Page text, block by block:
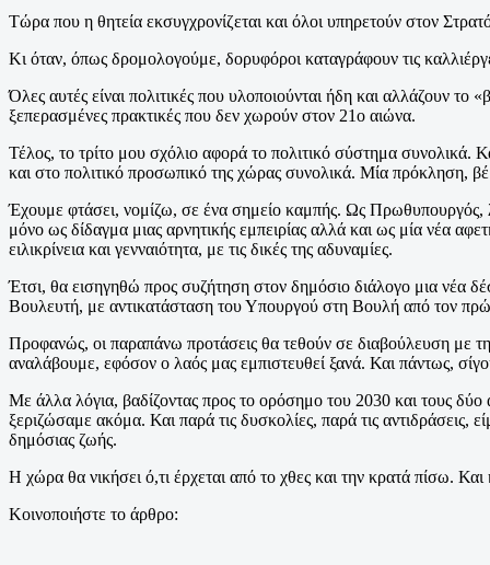
Τώρα που η θητεία εκσυγχρονίζεται και όλοι υπηρετούν στον
Κι όταν, όπως δρομολογούμε, δορυφόροι καταγράφουν τις
Όλες αυτές είναι πολιτικές που υλοποιούνται ήδη και αλλάζουν
ξεπερασμένες πρακτικές που δεν χωρούν στον 21ο αιώνα.
Τέλος, το τρίτο μου σχόλιο αφορά το πολιτικό σύστημα συνολικά.
και στο πολιτικό προσωπικό της χώρας συνολικά. Μία πρόκληση,
Έχουμε φτάσει, νομίζω, σε ένα σημείο καμπής. Ως Πρωθυπουργός,
μόνο ως δίδαγμα μιας αρνητικής εμπειρίας αλλά και ως μία νέα
ειλικρίνεια και γενναιότητα, με τις δικές της αδυναμίες.
Έτσι, θα εισηγηθώ προς συζήτηση στον δημόσιο διάλογο μια νέα
Βουλευτή, με αντικατάσταση του Υπουργού στη Βουλή από τον
Προφανώς, οι παραπάνω προτάσεις θα τεθούν σε διαβούλευση με
αναλάβουμε, εφόσον ο λαός μας εμπιστευθεί ξανά. Και πάντως,
Με άλλα λόγια, βαδίζοντας προς το ορόσημο του 2030 και τους δύο
ξεριζώσαμε ακόμα. Και παρά τις δυσκολίες, παρά τις αντιδράσεις,
δημόσιας ζωής.
Η χώρα θα νικήσει ό,τι έρχεται από το χθες και την κρατά πίσω.
Κοινοποιήστε το άρθρο: